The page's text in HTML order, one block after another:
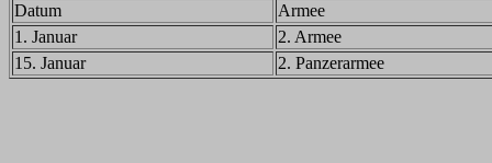
Datum
Armee
1. Januar
2. Armee
15. Januar
2. Panzerarmee